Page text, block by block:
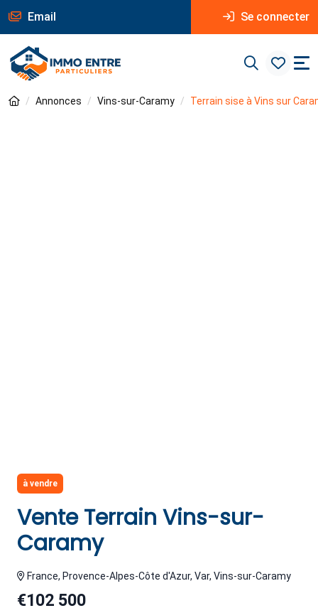
Email Se connecter
Annonces Vins-sur-Caramy Terrain sise à Vins sur
à vendre
Vente Terrain Vins-sur-
Caramy
France, Provence-Alpes-Côte d'Azur, Var, Vins-sur-Caramy
€102 500